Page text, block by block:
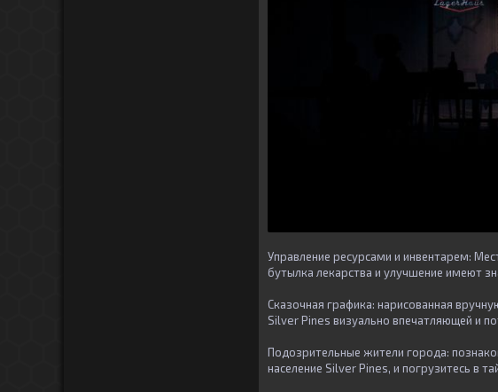
Управление ресурсами и инвентарем:
бутылка лекарства и улучшение имеют
Сказочная графика: нарисованная
Silver Pines визуально впечатляющей и
Подозрительные жители города:
население Silver Pines, и погрузитесь в